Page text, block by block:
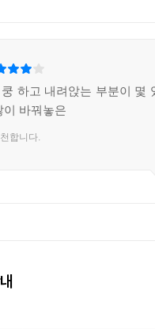
히 재평가해야 한다.’는 대
는 선도적인 과학자들과
하고 내려앉는 부분이 몇
이 바꿔놓은
합니다.